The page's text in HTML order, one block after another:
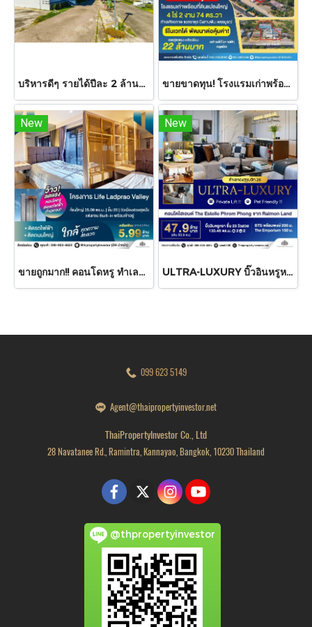
บริหารดีๆ รายได้ปีละ 2 ล้าน++ ขาย! รีสอร์ทขนาดเล็ก ใกล้ถนนสุขุมวิท เพียง 150 เมตร เนินพระ ระยอง 20 ห้องพัก แต่งใหม่ทั้งหมด ราคาสุดคุ้ม! ขายขาดทุน! โรงแรมเก่าพร้อมที่ดินแปลงใหญ่ 4 ไร่ 2 งาน 74 ตร.วา ทำเลศักยภาพ แยกราหุล บึงสามพัน เพชรบูรณ์ โครงสร้างแข็งแรง รีโนเวทได้ทันที ต่อยอดธุรกิจได้หลากหลาย ไม่ว่าจะเป็น โรงแรม รีสอร์ท ศูนย์สัมมนา หรือศูนย์กระจายสินค้า
New
ขายถูกมาก!! คอนโดหรู ทำเลทอง ติดถนนใหญ่ลาดพร้าว ใกล้ห้าแยกลาดพร้าว Life Ladprao Valley ไลฟ์ ลาดพร้าว แวลลีย์ ขนาด 35.09 ตร.ม. | ชั้น 25 | City วิวสวย ติดรถไฟฟ้า สถานีห้าแยกลาดพร้าวเดินทางง่าย เชื่อมต่อทุกเส้นทาง บิ้วอินครบเข้าอยู่ได้เลย !!
New
ULTRA-LUXURY บิ๊วอินหรูหรา ชั้นสูง Private Lift และ Pet Friendly !! ขายคอนโดหรู ดิ เอสเทลล์ พร้อมพงษ์( The Estelle Phrom Phong ) โครงการระดับไฮเอนด์จาก Raimon Land ชั้น 23 ,130.45 ตร.ม. ทำเลทองสุขุมวิท 26 ใกล้ BTS พร้อมพงษ์ 200 เมตร,The Emporium 150 เมตร
099 623 5149
Agent@thaipropertyinvestor.net
ThaiPropertyInvestor Co., Ltd
28 Navatanee Rd., Ramintra, Kannayao, Bangkok, 10230 Thailand
@thpropertyinvestor